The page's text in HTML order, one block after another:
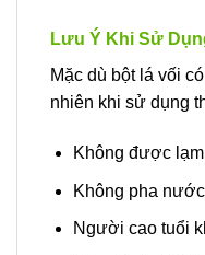
Lưu Ý Khi Sử
Mặc dù bột lá vối
nhiên khi sử dụng
Không được
Không pha
Người cao tuổi